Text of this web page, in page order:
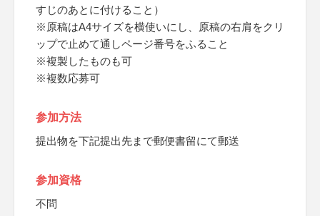
すじのあとに付けること）
※原稿はA4サイズを横使いにし、原稿の右肩をクリ
ップで止めて通しページ番号をふること
※複製したものも可
※複数応募可
参加方法
提出物を下記提出先まで郵便書留にて郵送
参加資格
不問